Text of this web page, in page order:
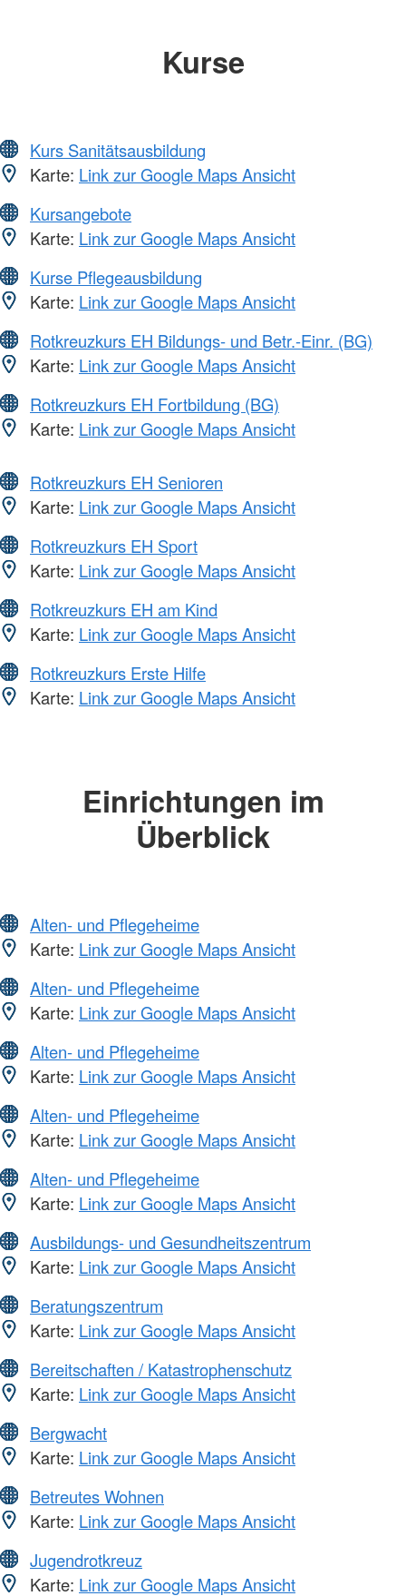
Kurse
Kurs Sanitätsausbildung
Karte: Link zur Google Maps Ansicht
Kursangebote
Karte: Link zur Google Maps Ansicht
Kurse Pflegeausbildung
Karte: Link zur Google Maps Ansicht
Rotkreuzkurs EH Bildungs- und Betr.-Einr. (BG)
Karte: Link zur Google Maps Ansicht
Rotkreuzkurs EH Fortbildung (BG)
Karte: Link zur Google Maps Ansicht
Rotkreuzkurs EH Senioren
Karte: Link zur Google Maps Ansicht
Rotkreuzkurs EH Sport
Karte: Link zur Google Maps Ansicht
Rotkreuzkurs EH am Kind
Karte: Link zur Google Maps Ansicht
Rotkreuzkurs Erste Hilfe
Karte: Link zur Google Maps Ansicht
Einrichtungen im
Überblick
Alten- und Pflegeheime
Karte: Link zur Google Maps Ansicht
Alten- und Pflegeheime
Karte: Link zur Google Maps Ansicht
Alten- und Pflegeheime
Karte: Link zur Google Maps Ansicht
Alten- und Pflegeheime
Karte: Link zur Google Maps Ansicht
Alten- und Pflegeheime
Karte: Link zur Google Maps Ansicht
Ausbildungs- und Gesundheitszentrum
Karte: Link zur Google Maps Ansicht
Beratungszentrum
Karte: Link zur Google Maps Ansicht
Bereitschaften / Katastrophenschutz
Karte: Link zur Google Maps Ansicht
Bergwacht
Karte: Link zur Google Maps Ansicht
Betreutes Wohnen
Karte: Link zur Google Maps Ansicht
Jugendrotkreuz
Karte: Link zur Google Maps Ansicht